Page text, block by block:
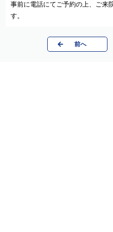
事前に電話にてご予約の上、ご来
す。
前へ